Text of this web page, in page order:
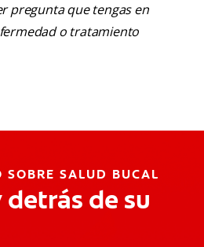
pregunta que tengas en
o tratamiento
SOBRE SALUD BUCAL
detrás de su